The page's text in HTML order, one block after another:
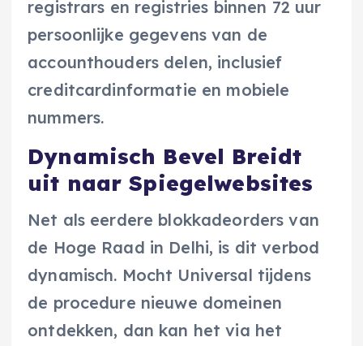
registrars en registries binnen 72 uur
persoonlijke gegevens van de
accounthouders delen, inclusief
creditcardinformatie en mobiele
nummers.
Dynamisch Bevel Breidt
uit naar Spiegelwebsites
Net als eerdere blokkadeorders van
de Hoge Raad in Delhi, is dit verbod
dynamisch. Mocht Universal tijdens
de procedure nieuwe domeinen
ontdekken, dan kan het via het